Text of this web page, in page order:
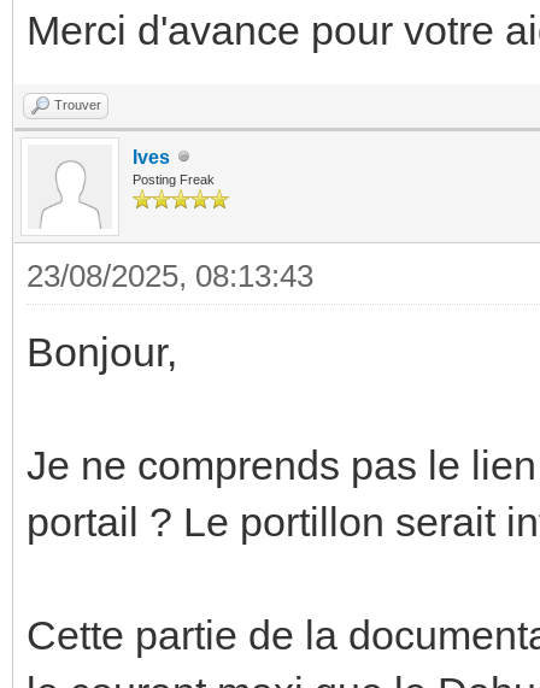
Merci d'avance pour votre
Trouver
Ives
Posting Freak
23/08/2025, 08:13:43
Bonjour,
Je ne comprends pas le
portail ? Le portillon serait
Cette partie de la